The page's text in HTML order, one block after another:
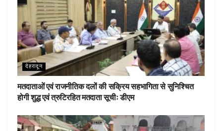
देहरादून
मतदाताओं एवं राजनीतिक दलों की सक्रिय सहभागिता से सुनिश्चित
होगी शुद्ध एवं त्रुटिरहित मतदाता सूचीः डीएम